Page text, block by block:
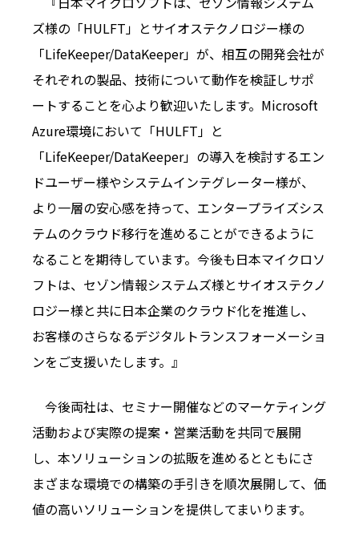
ズ様の「HULFT」とサイオステクノロジー様の
「LifeKeeper/DataKeeper」が、相互の開発会社が
それぞれの製品、技術について動作を検証しサポ
ートすることを心より歓迎いたします。Microsoft
Azure環境において「HULFT」と
「LifeKeeper/DataKeeper」の導入を検討するエン
ドユーザー様やシステムインテグレーター様が、
より一層の安心感を持って、エンタープライズシス
テムのクラウド移行を進めることができるように
なることを期待しています。今後も日本マイクロソ
フトは、セゾン情報システムズ様とサイオステクノ
ロジー様と共に日本企業のクラウド化を推進し、
お客様のさらなるデジタルトランスフォーメーショ
ンをご支援いたします。』
今後両社は、セミナー開催などのマーケティング
活動および実際の提案・営業活動を共同で展開
し、本ソリューションの拡販を進めるとともにさ
まざまな環境での構築の手引きを順次展開して、価
値の高いソリューションを提供してまいります。